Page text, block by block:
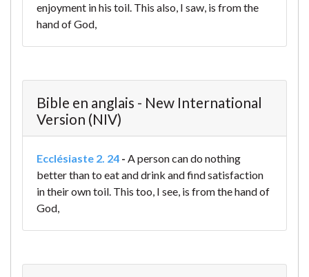
enjoyment in his toil. This also, I saw, is from the
hand of God,
Bible en anglais - New International
Version (NIV)
Ecclésiaste 2. 24 - A person can do nothing
better than to eat and drink and find satisfaction
in their own toil. This too, I see, is from the hand of
God,